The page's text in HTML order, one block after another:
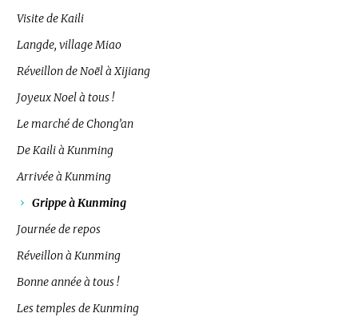
Visite de Kaili
Langde, village Miao
Réveillon de Noël à Xijiang
Joyeux Noel à tous !
Le marché de Chong’an
De Kaili à Kunming
Arrivée à Kunming
Grippe à Kunming
Journée de repos
Réveillon à Kunming
Bonne année à tous !
Les temples de Kunming